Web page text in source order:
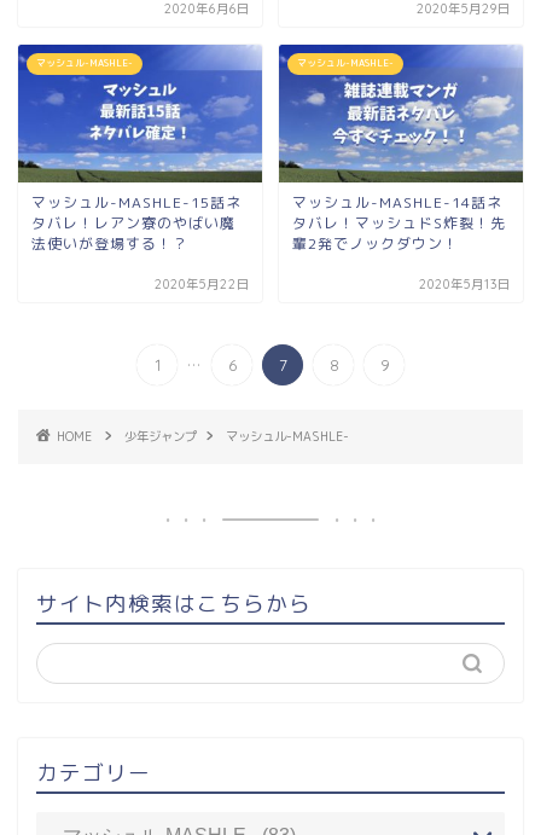
2020年6月6日 2020年5月29日
マッシュル-MASHLE-
マッシュル-MASHLE-15話ネ
タバレ！レアン寮のやばい魔
法使いが登場する！？
2020年5月22日
マッシュル-MASHLE-
マッシュル-MASHLE-14話ネ
タバレ！マッシュドS炸裂！先
輩2発でノックダウン！
2020年5月13日
1 ... 6 7 8 9
HOME 少年ジャンプ マッシュル-MASHLE-
サイト内検索はこちらから
カテゴリー